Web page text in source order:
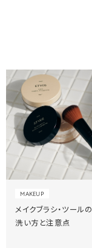
MAKEUP
メイクブラシ・ツールの
洗い方と注意点